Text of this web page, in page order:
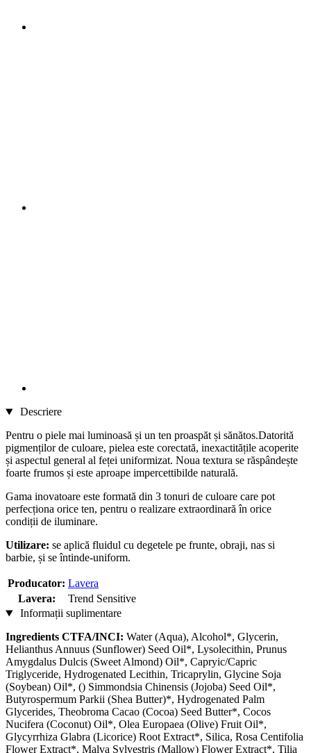
Descriere
Pentru o piele mai luminoasă și un ten proaspăt și sănătos.Datorită
pigmenților de culoare, pielea este corectată, inexactitățile acoperite
și aspectul general al feței uniformizat. Noua textura se răspândește
foarte frumos și este aproape impercettibilde naturală.
Gama inovatoare este formată din 3 tonuri de culoare care pot
perfecționa orice ten, pentru o realizare extraordinară în orice
condiții de iluminare.
Utilizare: se aplică fluidul cu degetele pe frunte, obraji, nas si
barbie, și se întinde-uniform.
Producator: Lavera
Lavera:
Trend Sensitive
Informații suplimentare
Ingredients CTFA/INCI: Water (Aqua), Alcohol*, Glycerin,
Helianthus Annuus (Sunflower) Seed Oil*, Lysolecithin, Prunus
Amygdalus Dulcis (Sweet Almond) Oil*, Capryic/Capric
Triglyceride, Hydrogenated Lecithin, Tricaprylin, Glycine Soja
(Soybean) Oil*, () Simmondsia Chinensis (Jojoba) Seed Oil*,
Butyrospermum Parkii (Shea Butter)*, Hydrogenated Palm
Glycerides, Theobroma Cacao (Cocoa) Seed Butter*, Cocos
Nucifera (Coconut) Oil*, Olea Europaea (Olive) Fruit Oil*,
Glycyrrhiza Glabra (Licorice) Root Extract*, Silica, Rosa Centifolia
Flower Extract*, Malva Sylvestris (Mallow) Flower Extract*, Tilia